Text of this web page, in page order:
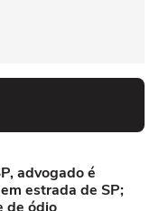
advogado é
estrada de SP;